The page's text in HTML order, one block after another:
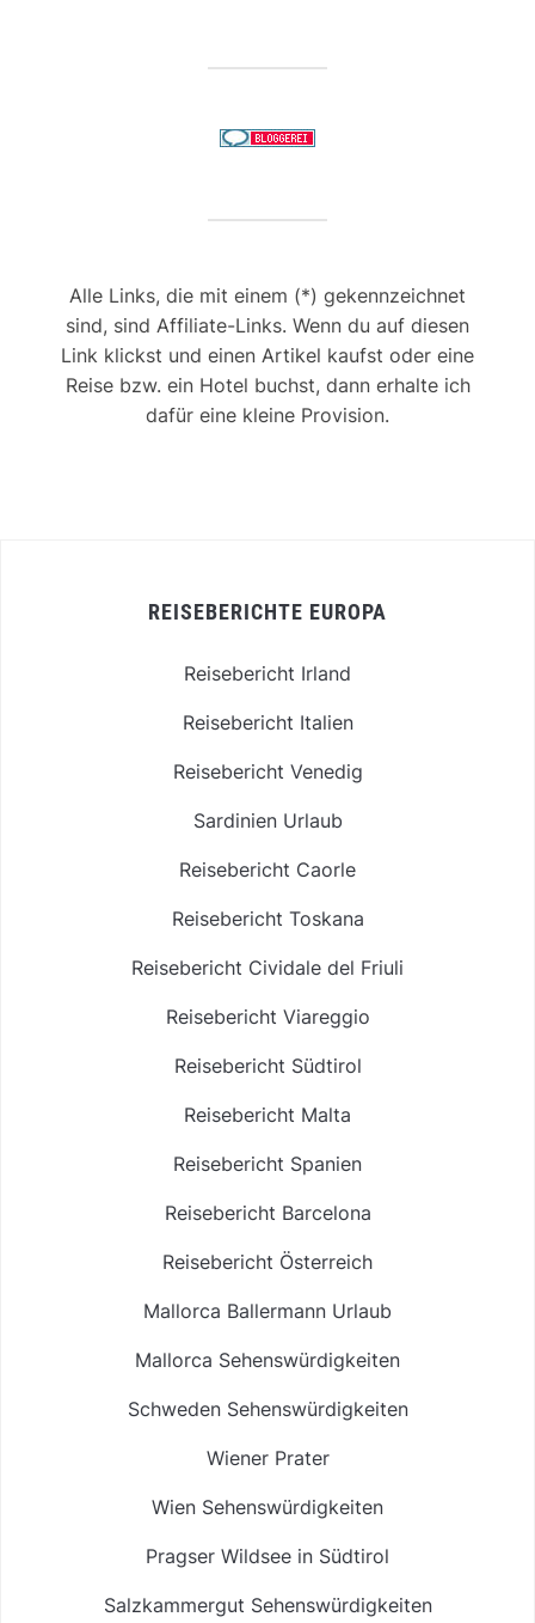
Alle Links, die mit einem (*) gekennzeichnet
sind, sind Affiliate-Links. Wenn du auf diesen
Link klickst und einen Artikel kaufst oder eine
Reise bzw. ein Hotel buchst, dann erhalte ich
dafür eine kleine Provision.
REISEBERICHTE EUROPA
Reisebericht Irland
Reisebericht Italien
Reisebericht Venedig
Sardinien Urlaub
Reisebericht Caorle
Reisebericht Toskana
Reisebericht Cividale del Friuli
Reisebericht Viareggio
Reisebericht Südtirol
Reisebericht Malta
Reisebericht Spanien
Reisebericht Barcelona
Reisebericht Österreich
Mallorca Ballermann Urlaub
Mallorca Sehenswürdigkeiten
Schweden Sehenswürdigkeiten
Wiener Prater
Wien Sehenswürdigkeiten
Pragser Wildsee in Südtirol
Salzkammergut Sehenswürdigkeiten